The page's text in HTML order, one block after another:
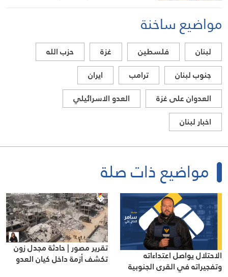
مواضيع ساخنة
لبنان فلسطين غزة
حزب الله
جنوب لبنان
ترامب
ايران
العدوان على غزة
العدو الاسرائيلي
اخبار لبنان
مواضيع ذات صلة
الاحتلال يواصل اعتداءاته
وتفجيراته في القرى الجنوبية
تقرير مصور | حادثة مجدل زون
تكشف أزمة داخل كيان العدو